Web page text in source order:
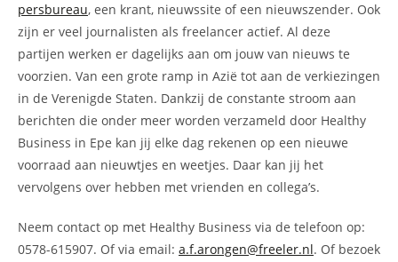
persbureau, een krant, nieuwssite of een nieuwszender. Ook
zijn er veel journalisten als freelancer actief. Al deze
partijen werken er dagelijks aan om jouw van nieuws te
voorzien. Van een grote ramp in Azië tot aan de verkiezingen
in de Verenigde Staten. Dankzij de constante stroom aan
berichten die onder meer worden verzameld door Healthy
Business in Epe kan jij elke dag rekenen op een nieuwe
voorraad aan nieuwtjes en weetjes. Daar kan jij het
vervolgens over hebben met vrienden en collega’s.
Neem contact op met Healthy Business via de telefoon op:
0578-615907. Of via email: a.f.arongen@freeler.nl. Of bezoek